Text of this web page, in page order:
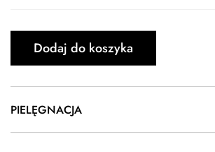
Dodaj do koszyka
PIELĘGNACJA